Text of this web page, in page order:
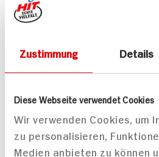
Zustimmung Details
Diese Webseite verwendet Cookies
Wir verwenden Cookies, um
zu personalisieren,
Medien anbieten zu können
Jürgen Langbein Fisch-
3.
Mehr anzeigen